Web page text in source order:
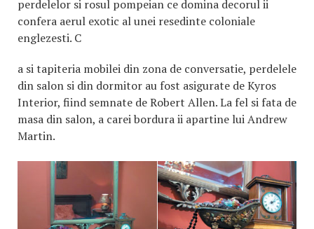
perdelelor si rosul pompeian ce domina decorul ii
confera aerul exotic al unei resedinte coloniale
englezesti. C
a si tapiteria mobilei din zona de conversatie, perdelele
din salon si din dormitor au fost asigurate de Kyros
Interior, fiind semnate de Robert Allen. La fel si fata de
masa din salon, a carei bordura ii apartine lui Andrew
Martin.